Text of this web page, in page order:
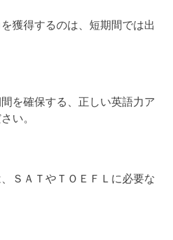
獲得するのは、短期間では出
を確保する、正しい英語力ア
い。
ＳＡＴやＴＯＥＦＬに必要な